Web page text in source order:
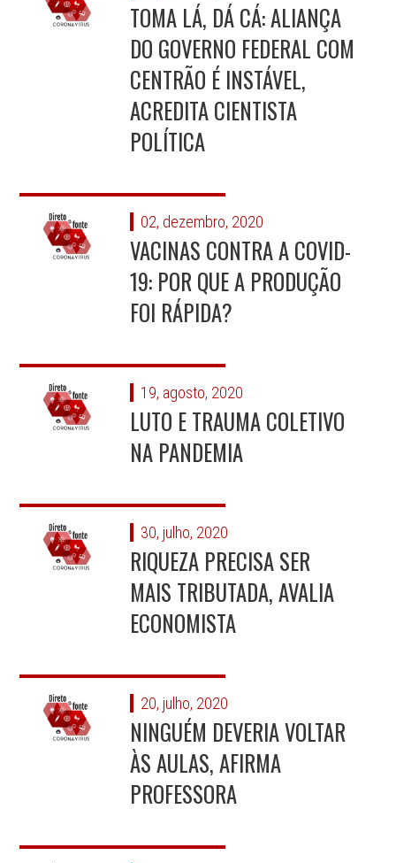
TOMA LÁ, DÁ CÁ: ALIANÇA
DO GOVERNO FEDERAL COM
CENTRÃO É INSTÁVEL,
ACREDITA CIENTISTA
POLÍTICA
02, dezembro, 2020
VACINAS CONTRA A COVID-
19: POR QUE A PRODUÇÃO
FOI RÁPIDA?
19, agosto, 2020
LUTO E TRAUMA COLETIVO
NA PANDEMIA
30, julho, 2020
RIQUEZA PRECISA SER
MAIS TRIBUTADA, AVALIA
ECONOMISTA
20, julho, 2020
NINGUÉM DEVERIA VOLTAR
ÀS AULAS, AFIRMA
PROFESSORA